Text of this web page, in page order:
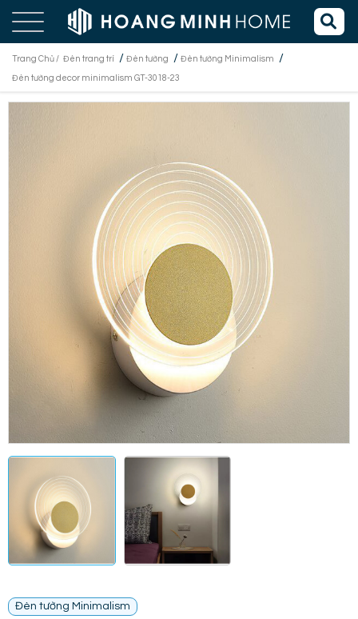
Trang Chủ / Đèn trang trí / Đèn tường / Đèn tường Minimalism /
Đèn tường decor minimalism GT-3018-23
Đèn tường Minimalism